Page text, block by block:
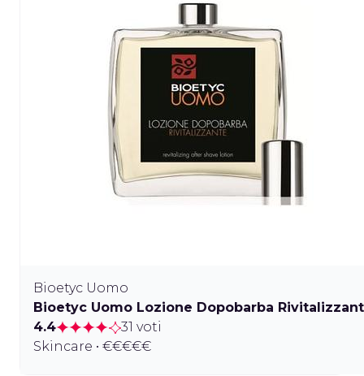
Bioetyc Uomo
Bioetyc Uomo Lozione Dopobarba
4.4
31 voti
Skincare • €€€€€